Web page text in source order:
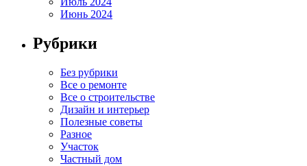
Июнь 2024
Рубрики
Без рубрики
Все о ремонте
Все о строительстве
Дизайн и интерьер
Полезные советы
Разное
Участок
Частный дом